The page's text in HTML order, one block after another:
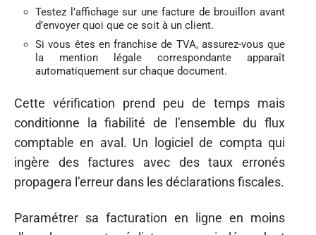
Testez l’affichage sur une facture de brouillon avant
d’envoyer quoi que ce soit à un client.
Si vous êtes en franchise de TVA, assurez-vous que
la mention légale correspondante apparaît
automatiquement sur chaque document.
Cette vérification prend peu de temps mais
conditionne la fiabilité de l’ensemble du flux
comptable en aval. Un logiciel de compta qui
ingère des factures avec des taux erronés
propagera l’erreur dans les déclarations fiscales.
Paramétrer sa facturation en ligne en moins